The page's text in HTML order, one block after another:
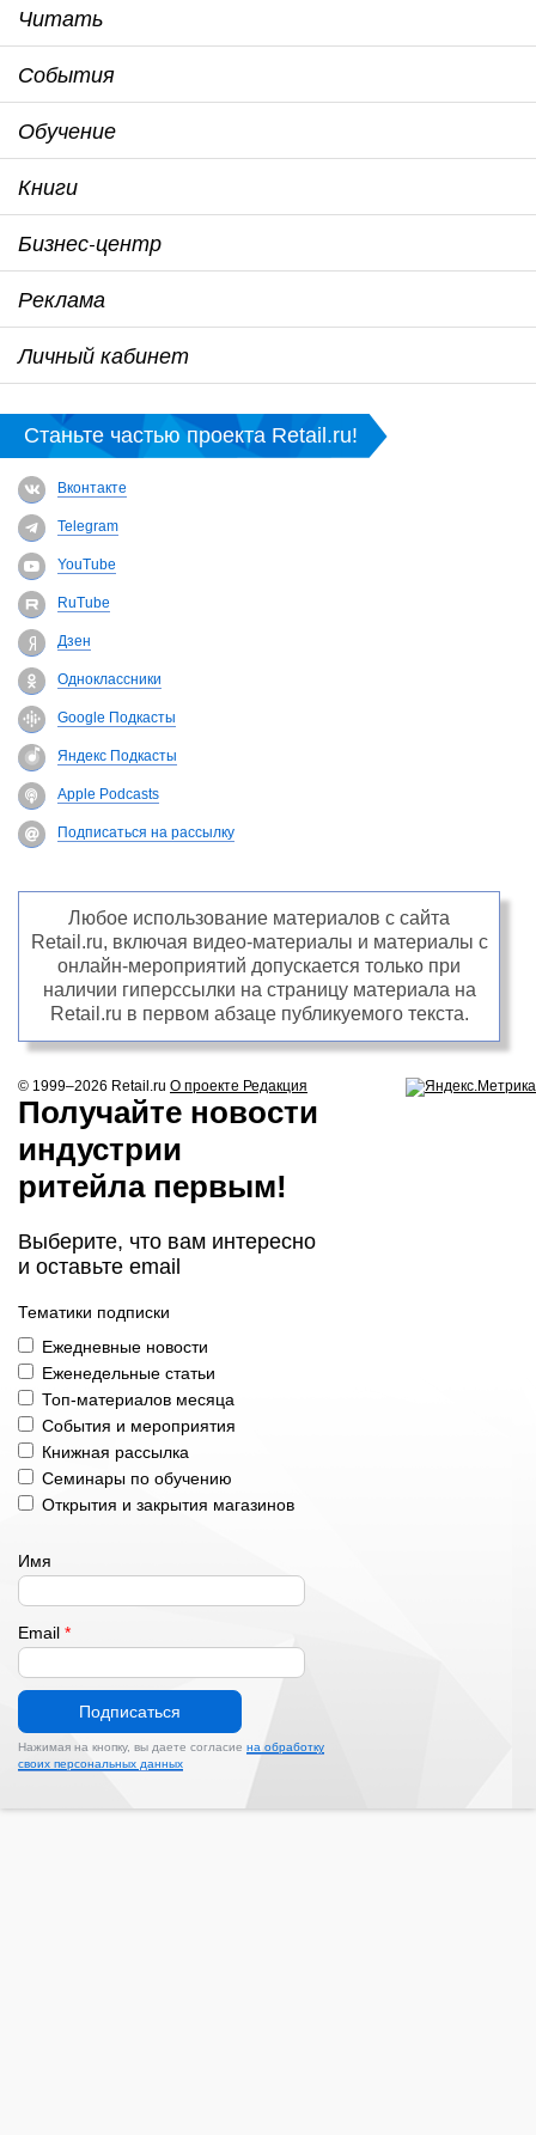
Читать
События
Обучение
Книги
Бизнес-центр
Реклама
Личный кабинет
Станьте частью проекта Retail.ru!
Вконтакте
Telegram
YouTube
RuTube
Дзен
Одноклассники
Google Подкасты
Яндекс Подкасты
Apple Podcasts
Подписаться на рассылку
Любое использование материалов с сайта
Retail.ru, включая видео-материалы и материалы с
онлайн-мероприятий допускается только при
наличии гиперссылки на страницу материала на
Retail.ru в первом абзаце публикуемого текста.
© 1999–2026 Retail.ru О проекте Редакция
Получайте новости
индустрии
ритейла первым!
Выберите, что вам интересно
и оставьте email
Тематики подписки
Ежедневные новости
Еженедельные статьи
Топ-материалов месяца
События и мероприятия
Книжная рассылка
Семинары по обучению
Открытия и закрытия магазинов
Имя
Email *
Подписаться
Нажимая на кнопку, вы даете согласие на обработку
своих персональных данных